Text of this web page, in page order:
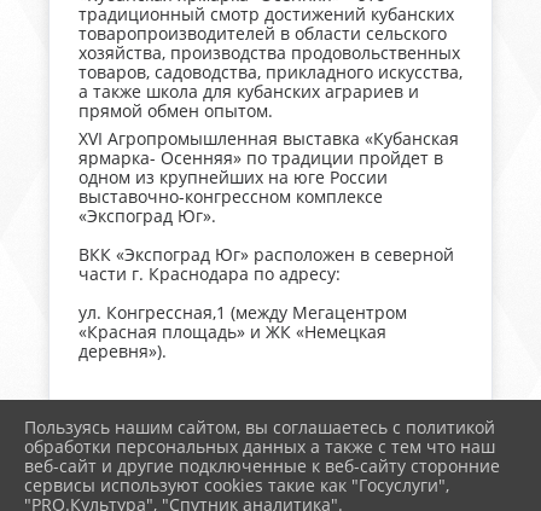
традиционный смотр достижений кубанских
товаропроизводителей в области сельского
хозяйства, производства продовольственных
товаров, садоводства, прикладного искусства,
а также школа для кубанских аграриев и
прямой обмен опытом.
XVI Агропромышленная выставка «Кубанская
ярмарка- Осенняя» по традиции пройдет в
одном из крупнейших на юге России
выставочно-конгрессном комплексе
«Экспоград Юг».
ВКК «Экспоград Юг» расположен в северной
части г. Краснодара по адресу:
ул. Конгрессная,1 (между Мегацентром
«Красная площадь» и ЖК «Немецкая
деревня»).
2026 г. поселковоесп.рф
Вход
Пользуясь нашим сайтом, вы соглашаетесь с политикой
обработки персональных данных а также с тем что наш
веб-сайт и другие подключенные к веб-сайту сторонние
сервисы используют cookies такие как "Госуслуги",
"PRO.Культура", "Спутник аналитика".